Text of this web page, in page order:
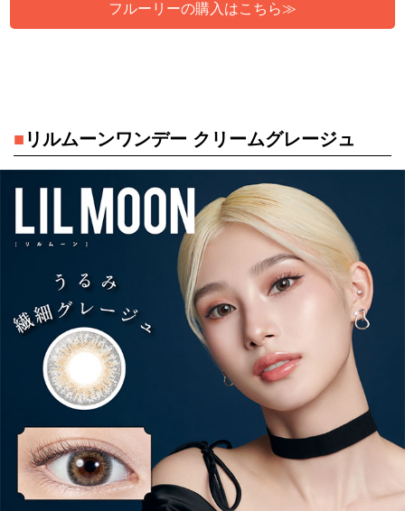
フルーリーの購入はこちら≫
■ リルムーンワンデー クリームグレージュ